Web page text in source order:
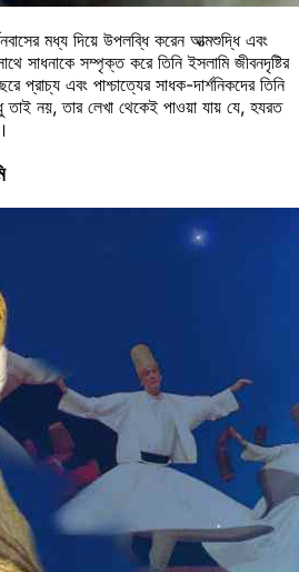
মধ্য দিয়ে উপলব্ধি করেন আত্মশুদ্ধি এবং
সাধনাকে সম্পৃক্ত করে তিনি ইসলামি জীবনদৃষ্টির
প্রাচ্য এবং পাশ্চাত্যের সাধক-দার্শনিকদের তিনি
নয়, তার লেখা থেকেই পাওয়া যায় যে, হযরত